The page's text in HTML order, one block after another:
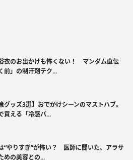
衣のお出かけも怖くない！ マンダム直伝
前」の制汗剤テク...
グッズ3選】おでかけシーンのマストハブ。
買える「冷感パ...
“やりすぎ”が怖い？ 医師に聞いた、アラサ
めの美容との...